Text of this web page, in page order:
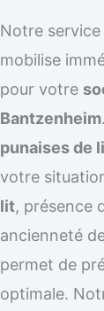
Notre service
mobilise
pour votre
Bantzenheim
punaises de
votre
lit, présence
ancienneté
permet de
optimale.